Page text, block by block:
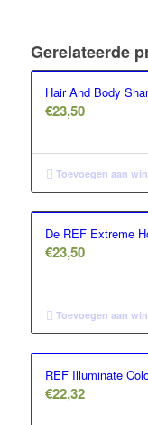
Gerelateerde
Hair And Body
€23,50
Toevoegen aan
De REF Extreme
€23,50
Toevoegen aan
REF Illuminate
€22,32